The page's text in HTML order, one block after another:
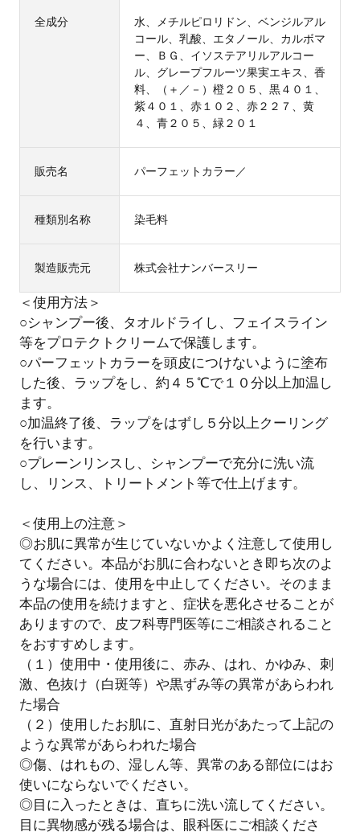
全成分
水、メチルピロリドン、ベンジルアル
コール、乳酸、エタノール、カルボマ
ー、ＢＧ、イソステアリルアルコー
ル、グレープフルーツ果実エキス、香
料、（＋／－）橙２０５、黒４０１、
紫４０１、赤１０２、赤２２７、黄
４、青２０５、緑２０１
販売名 パーフェットカラー／
種類別名称 染毛料
製造販売元 株式会社ナンバースリー
＜使用方法＞
○シャンプー後、タオルドライし、フェイスライン
等をプロテクトクリームで保護します。
○パーフェットカラーを頭皮につけないように塗布
した後、ラップをし、約４５℃で１０分以上加温し
ます。
○加温終了後、ラップをはずし５分以上クーリング
を行います。
○プレーンリンスし、シャンプーで充分に洗い流
し、リンス、トリートメント等で仕上げます。
＜使用上の注意＞
◎お肌に異常が生じていないかよく注意して使用し
てください。本品がお肌に合わないとき即ち次のよ
うな場合には、使用を中止してください。そのまま
本品の使用を続けますと、症状を悪化させることが
ありますので、皮フ科専門医等にご相談されること
をおすすめします。
（１）使用中・使用後に、赤み、はれ、かゆみ、刺
激、色抜け（白斑等）や黒ずみ等の異常があらわれ
た場合
（２）使用したお肌に、直射日光があたって上記の
ような異常があらわれた場合
◎傷、はれもの、湿しん等、異常のある部位にはお
使いにならないでください。
◎目に入ったときは、直ちに洗い流してください。
目に異物感が残る場合は、眼科医にご相談くださ